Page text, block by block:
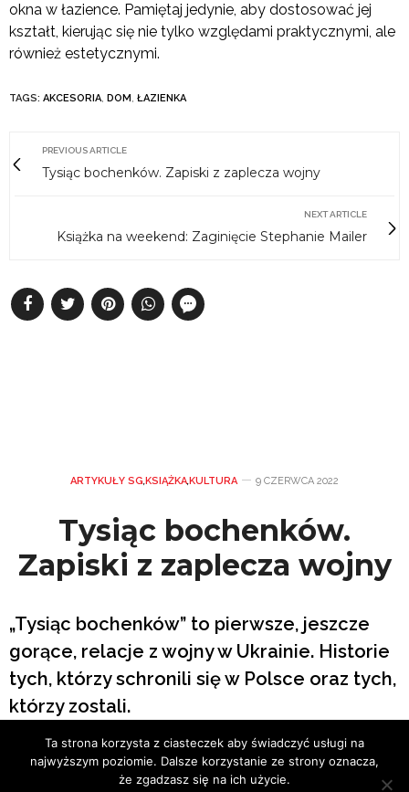
okna w łazience. Pamiętaj jedynie, aby dostosować jej
kształt, kierując się nie tylko względami praktycznymi, ale
również estetycznymi.
TAGS: AKCESORIA, DOM , ŁAZIENKA
PREVIOUS ARTICLE
Tysiąc bochenków. Zapiski z zaplecza wojny
NEXT ARTICLE
Książka na weekend: Zaginięcie Stephanie Mailer
ARTYKUŁY SG,KSIĄŻKA,KULTURA 9 CZERWCA 2022
Tysiąc bochenków.
Zapiski z zaplecza wojny
„Tysiąc bochenków” to pierwsze, jeszcze
gorące, relacje z wojny w Ukrainie. Historie
tych, którzy schronili się w Polsce oraz tych,
którzy zostali.
Tekst: Sylwia Skorstad
Ta strona korzysta z ciasteczek aby świadczyć usługi na
najwyższym poziomie. Dalsze korzystanie ze strony oznacza,
że zgadzasz się na ich użycie.